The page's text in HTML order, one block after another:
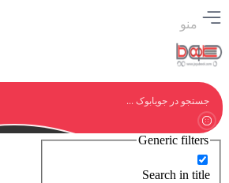
منو
Generic filters
Search in title